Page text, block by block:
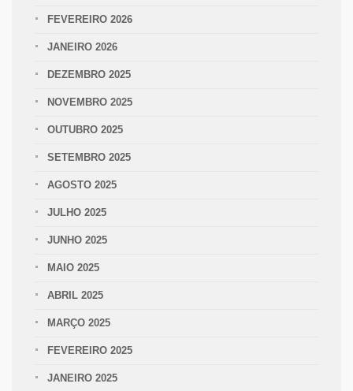
FEVEREIRO 2026
JANEIRO 2026
DEZEMBRO 2025
NOVEMBRO 2025
OUTUBRO 2025
SETEMBRO 2025
AGOSTO 2025
JULHO 2025
JUNHO 2025
MAIO 2025
ABRIL 2025
MARÇO 2025
FEVEREIRO 2025
JANEIRO 2025